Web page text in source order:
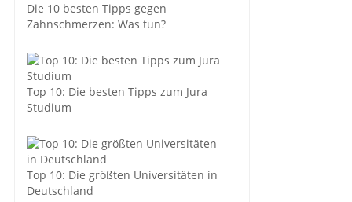
Die 10 besten Tipps gegen
Zahnschmerzen: Was tun?
Top 10: Die besten Tipps zum Jura
Studium
Top 10: Die größten Universitäten in
Deutschland